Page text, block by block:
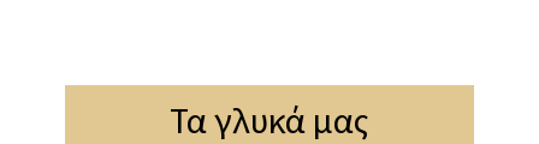
Τα γλυκά μας